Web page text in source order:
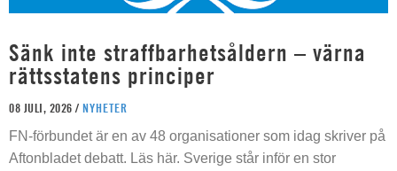
Sänk inte straffbarhetsåldern – värna
rättsstatens principer
08 JULI, 2026 / NYHETER
FN-förbundet är en av 48 organisationer som idag skriver på
Aftonbladet debatt. Läs här. Sverige står inför en stor